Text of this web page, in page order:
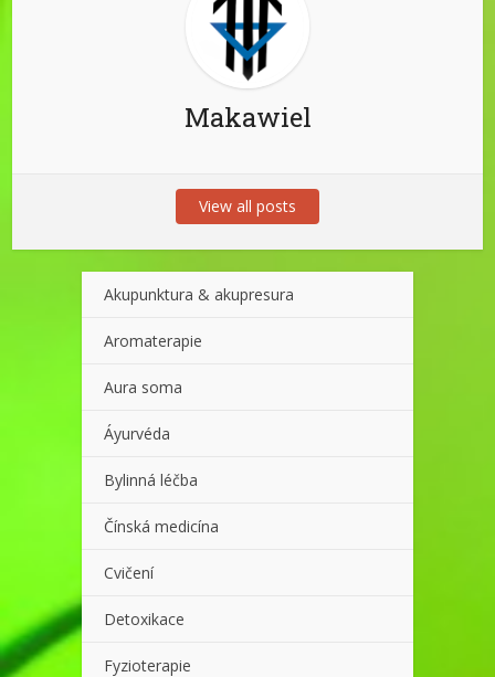
Makawiel
View all posts
Akupunktura & akupresura
Aromaterapie
Aura soma
Áyurvéda
Bylinná léčba
Čínská medicína
Cvičení
Detoxikace
Fyzioterapie